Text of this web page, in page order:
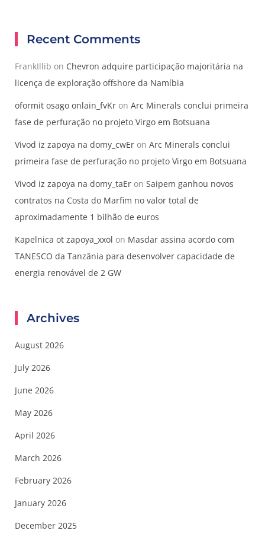
Recent Comments
FrankIllib on Chevron adquire participação majoritária na
licença de exploração offshore da Namíbia
oformit osago onlain_fvKr on Arc Minerals conclui primeira
fase de perfuração no projeto Virgo em Botsuana
Vivod iz zapoya na domy_cwEr on Arc Minerals conclui
primeira fase de perfuração no projeto Virgo em Botsuana
Vivod iz zapoya na domy_taEr on Saipem ganhou novos
contratos na Costa do Marfim no valor total de
aproximadamente 1 bilhão de euros
Kapelnica ot zapoya_xxol on Masdar assina acordo com
TANESCO da Tanzânia para desenvolver capacidade de
energia renovável de 2 GW
Archives
August 2026
July 2026
June 2026
May 2026
April 2026
March 2026
February 2026
January 2026
December 2025